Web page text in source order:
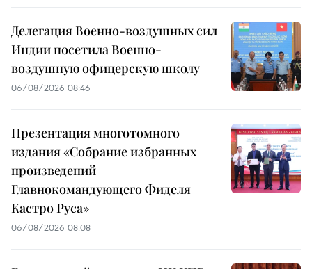
Делегация Военно-воздушных сил
Индии посетила Военно-
воздушную офицерскую школу
06/08/2026 08:46
Презентация многотомного
издания «Собрание избранных
произведений
Главнокомандующего Фиделя
Кастро Руса»
06/08/2026 08:08